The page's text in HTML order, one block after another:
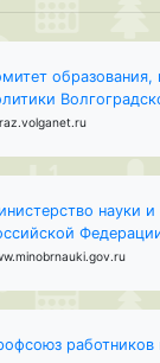
науки
работников